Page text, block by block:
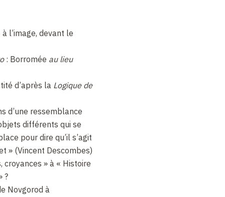
l’image, devant le
: Borromée au lieu
d’après la Logique de
d’une ressemblance
différents qui se
pour dire qu’il s’agit
» (Vincent Descombes)
croyances » à « Histoire
?
Novgorod à